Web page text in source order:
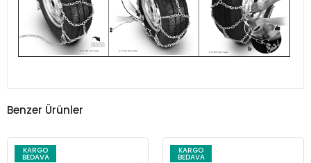
Benzer Ürünler
KARGO
BEDAVA
KARGO
BEDAVA